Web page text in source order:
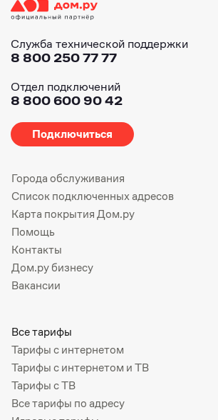
Служба технической поддержки
8 800 250 77 77
Отдел подключений
8 800 600 90 42
Подключиться
Города обслуживания
Список подключенных адресов
Карта покрытия Дом.ру
Помощь
Контакты
Дом.ру бизнесу
Вакансии
Все тарифы
Тарифы с интернетом
Тарифы с интернетом и ТВ
Тарифы с ТВ
Все тарифы по адресу